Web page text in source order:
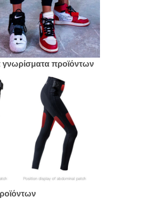
γνωρίσματα προϊόντων